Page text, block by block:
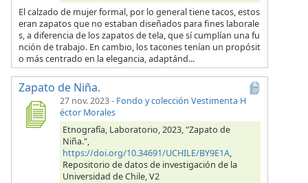
El calzado de mujer formal, por lo general tiene tacos, estos
eran zapatos que no estaban diseñados para fines laborale
s, a diferencia de los zapatos de tela, que sí cumplían una fu
nción de trabajo. En cambio, los tacones tenían un propósit
o más centrado en la elegancia, adaptánd...
Zapato de Niña.
27 nov. 2023- Fondo y colección Vestimenta H
éctor Morales
Etnografía, Laboratorio, 2023, "Zapato de
Niña.",
https://doi.org/10.34691/UCHILE/BY9E1A,
Repositorio de datos de investigación de la
Universidad de Chile, V2